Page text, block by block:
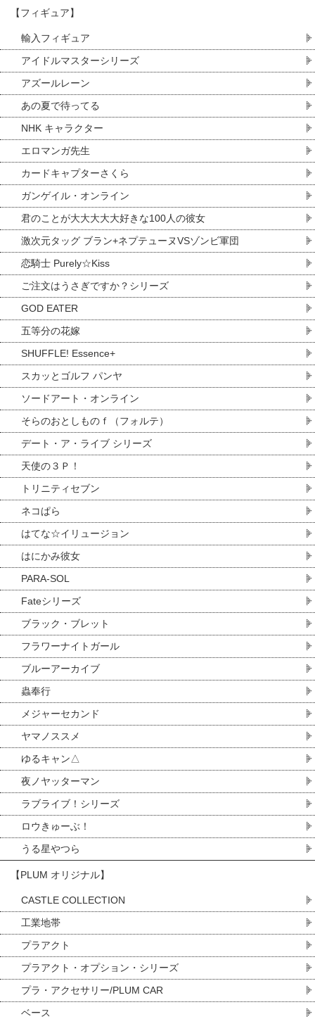
【フィギュア】
輸入フィギュア
アイドルマスターシリーズ
アズールレーン
あの夏で待ってる
NHK キャラクター
エロマンガ先生
カードキャプターさくら
ガンゲイル・オンライン
君のことが大大大大大好きな100人の彼女
激次元タッグ ブラン+ネプテューヌVSゾンビ軍団
恋騎士 Purely☆Kiss
ご注文はうさぎですか？シリーズ
GOD EATER
五等分の花嫁
SHUFFLE! Essence+
スカッとゴルフ パンヤ
ソードアート・オンライン
そらのおとしものｆ（フォルテ）
デート・ア・ライブ シリーズ
天使の３Ｐ！
トリニティセブン
ネコぱら
はてな☆イリュージョン
はにかみ彼女
PARA-SOL
Fateシリーズ
ブラック・ブレット
フラワーナイトガール
ブルーアーカイブ
蟲奉行
メジャーセカンド
ヤマノススメ
ゆるキャン△
夜ノヤッターマン
ラブライブ！シリーズ
ロウきゅーぶ！
うる星やつら
【PLUM オリジナル】
CASTLE COLLECTION
工業地帯
プラアクト
プラアクト・オプション・シリーズ
プラ・アクセサリー/PLUM CAR
ベース